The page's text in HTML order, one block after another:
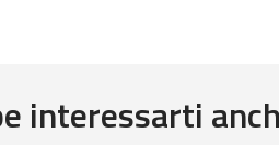
interessarti